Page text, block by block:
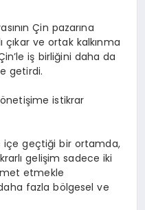
Çin pazarına
çıkar ve ortak kalkınma
iş birliğini daha da
getirdi.
istikrar
içe geçtiği bir ortamda,
gelişim sadece iki
etmekle
fazla bölgesel ve